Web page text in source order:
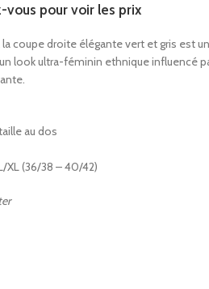
vous pour voir les prix
coupe droite élégante vert et gris est
look ultra-féminin ethnique influencé
au dos
XL (36/38 – 40/42)